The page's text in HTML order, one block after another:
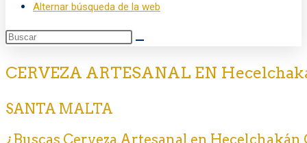
Alternar búsqueda de la web
CERVEZA ARTESANAL EN
SANTA MALTA
¿Buscas Cerveza Artesanal en Hecelchakán